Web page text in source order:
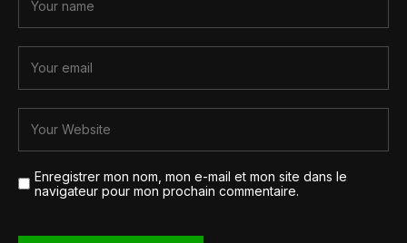
Enregistrer mon nom, mon e-mail et mon site dans le
navigateur pour mon prochain commentaire.